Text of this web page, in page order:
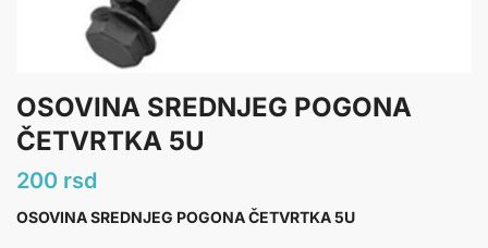
OSOVINA SREDNJEG POGONA
ČETVRTKA 5U
200 rsd
OSOVINA SREDNJEG POGONA ČETVRTKA 5U